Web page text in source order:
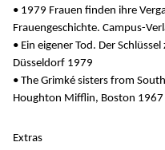
• 1979 Frauen finden ihre
Frauengeschichte. Campus-
• Ein eigener Tod. Der
Düsseldorf 1979
• The Grimké sisters from
Houghton Mifflin, Boston 1967
Extras